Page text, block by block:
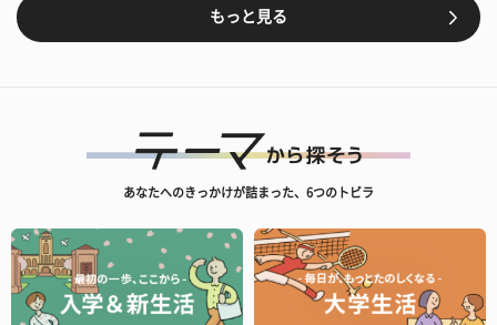
もっと見る
あなたへのきっかけが詰まった、6つのトビラ